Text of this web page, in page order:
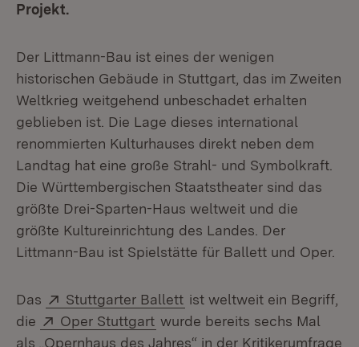
Projekt.
Der Littmann-Bau ist eines der wenigen
historischen Gebäude in Stuttgart, das im Zweiten
Weltkrieg weitgehend unbeschadet erhalten
geblieben ist. Die Lage dieses international
renommierten Kulturhauses direkt neben dem
Landtag hat eine große Strahl- und Symbolkraft.
Die Württembergischen Staatstheater sind das
größte Drei-Sparten-Haus weltweit und die
größte Kultureinrichtung des Landes. Der
Littmann-Bau ist Spielstätte für Ballett und Oper.
Das Extern:
Stuttgarter Ballett (Öffnet in neuem Fenster)
ist weltweit ein Begriff,
die
Extern:
Oper Stuttgart (Öffnet in neuem Fenster)
wurde bereits sechs Mal
als „Opernhaus des Jahres“ in der Kritikerumfrage